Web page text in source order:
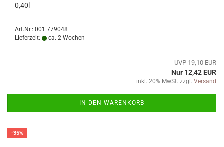
0,40l
Art.Nr.: 001.779048
Lieferzeit:
ca. 2 Wochen
UVP 19,10 EUR
Nur 12,42 EUR
inkl. 20% MwSt. zzgl. Versand
IN DEN WARENKORB
-35%